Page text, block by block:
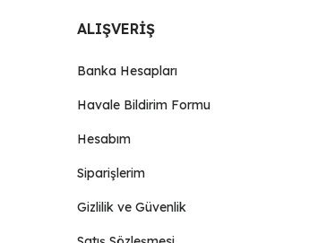
ALIŞVERİŞ
Banka Hesapları
Havale Bildirim Formu
Hesabım
Siparişlerim
Gizlilik ve Güvenlik